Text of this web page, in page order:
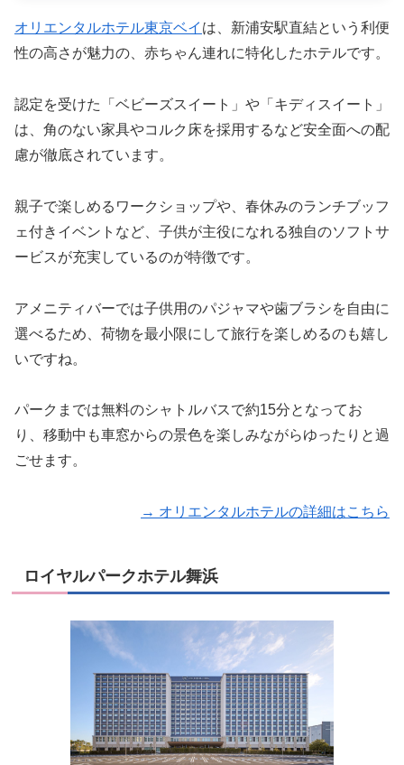
オリエンタルホテル東京ベイ は、新浦安駅直結という利便
性の高さが魅力の、赤ちゃん連れに特化したホテルです。
認定を受けた「ベビーズスイート」や「キディスイート」
は、角のない家具やコルク床を採用するなど安全面への配
慮が徹底されています。
親子で楽しめるワークショップや、春休みのランチブッフ
ェ付きイベントなど、子供が主役になれる独自のソフトサ
ービスが充実しているのが特徴です。
アメニティバーでは子供用のパジャマや歯ブラシを自由に
選べるため、荷物を最小限にして旅行を楽しめるのも嬉し
いですね。
パークまでは無料のシャトルバスで約15分となってお
り、移動中も車窓からの景色を楽しみながらゆったりと過
ごせます。
→ オリエンタルホテルの詳細はこちら
ロイヤルパークホテル舞浜